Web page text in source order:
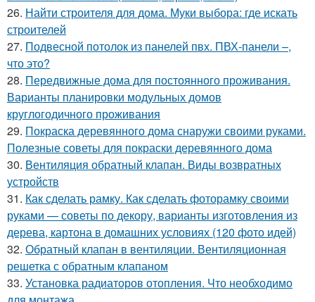
26. Найти строителя для дома. Муки выбора: где искать
строителей
27. Подвесной потолок из панелей пвх. ПВХ-панели –,
что это?
28. Передвижные дома для постоянного проживания.
Варианты планировки модульных домов
круглогодичного проживания
29. Покраска деревянного дома снаружи своими руками.
Полезные советы для покраски деревянного дома
30. Вентиляция обратный клапан. Виды возвратных
устройств
31. Как сделать рамку. Как сделать фоторамку своими
руками — советы по декору, варианты изготовления из
дерева, картона в домашних условиях (120 фото идей)
32. Обратный клапан в вентиляции. Вентиляционная
решетка с обратным клапаном
33. Установка радиаторов отопления. Что необходимо